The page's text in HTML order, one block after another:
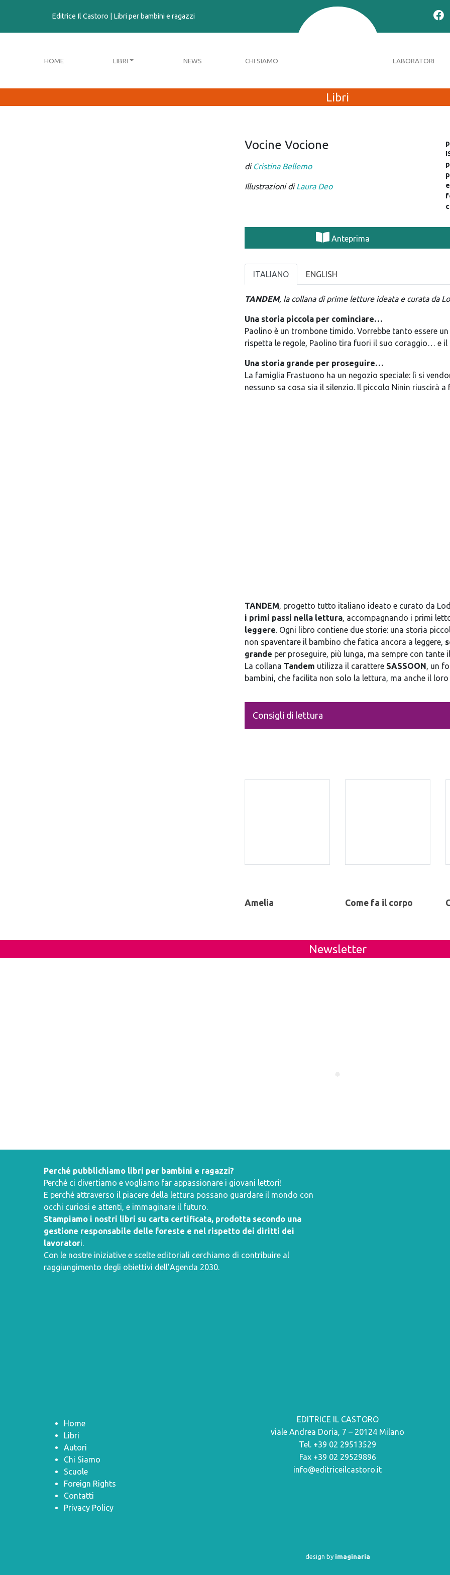
Editrice Il Castoro | Libri per bambini e ragazzi
HOME LIBRI NEWS CHI SIAMO LABORATORI
Libri
Vocine Vocione
di Cristina Bellemo
Illustrazioni diLaura Deo
Anteprima
ITALIANO ENGLISH
TANDEM, la collana di prime letture ideata e curata da
Una storia piccola per cominciare…
Paolino è un trombone timido. Vorrebbe tanto essere
rispetta le regole, Paolino tira fuori il suo coraggio… e il
Una storia grande per proseguire…
La famiglia Frastuono ha un negozio speciale: lì si
nessuno sa cosa sia il silenzio. Il piccolo Ninin riuscirà
TANDEM, progetto tutto italiano ideato e curato da
i primi passi nella lettura, accompagnando i primi
leggere. Ogni libro contiene due storie: una storia
non spaventare il bambino che fatica ancora a leggere,
grande per proseguire, più lunga, ma sempre con tante
La collana Tandem utilizza il carattere SASSOON, un
bambini, che facilita non solo la lettura, ma anche il
Consigli di lettura
Amelia Come fa il corpo
Newsletter
Perché pubblichiamo libri per bambini e ragazzi?
Perché ci divertiamo e vogliamo far appassionare i giovani lettori!
E perché attraverso il piacere della lettura possano guardare il mondo con
occhi curiosi e attenti, e immaginare il futuro.
Stampiamo i nostri libri su carta certificata, prodotta secondo una
gestione responsabile delle foreste e nel rispetto dei diritti dei
lavoratori.
Con le nostre iniziative e scelte editoriali cerchiamo di contribuire al
raggiungimento degli obiettivi dell’Agenda 2030.
Home
Libri
Autori
Chi Siamo
Scuole
Foreign Rights
Contatti
Privacy Policy
EDITRICE IL CASTORO
viale Andrea Doria, 7 – 20124 Milano
Tel. +39 02 29513529
Fax +39 02 29529896
info@editriceilcastoro.it
design by imaginaria